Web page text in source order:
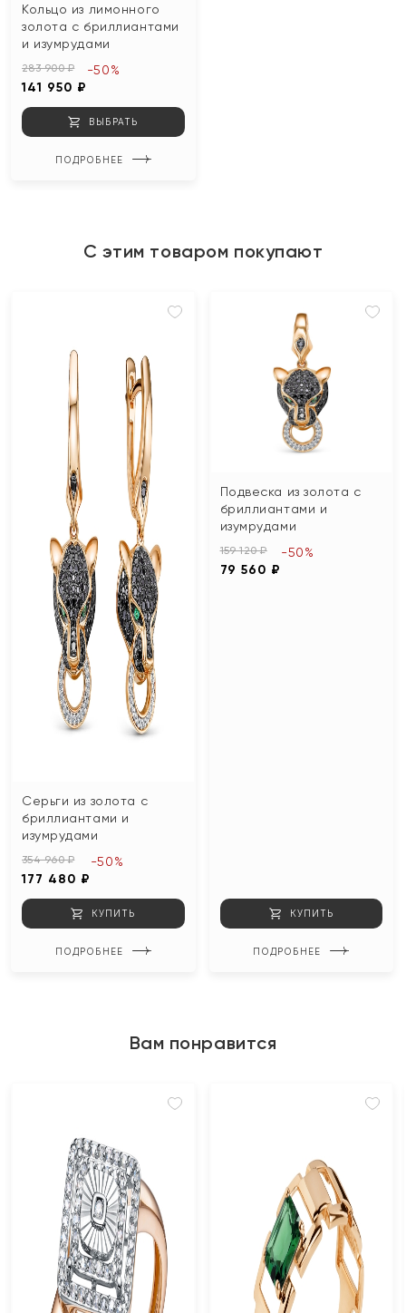
Кольцо из лимонного
золота с бриллиантами
и изумрудами
283 900 ₽
141 950 ₽
-50%
ВЫБРАТЬ
ПОДРОБНЕЕ
С этим товаром покупают
Серьги из золота с
бриллиантами и
изумрудами
354 960 ₽
177 480 ₽
-50%
КУПИТЬ
ПОДРОБНЕЕ
Подвеска из золота с
бриллиантами и
изумрудами
159 120 ₽
79 560 ₽
-50%
КУПИТЬ
ПОДРОБНЕЕ
Вам понравится